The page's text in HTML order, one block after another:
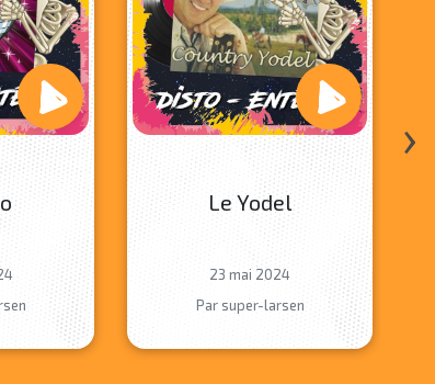
Le Yodel
23 mai 2024
Par super-larsen
›